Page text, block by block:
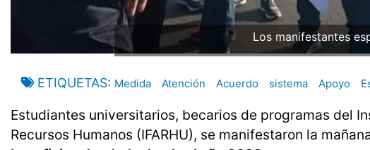
Los manifestantes
ETIQUETAS Medida Atención Acuerdo sistema Apoyo
Estudiantes universitarios, becarios de programas del
Recursos Humanos (IFARHU), se manifestaron la